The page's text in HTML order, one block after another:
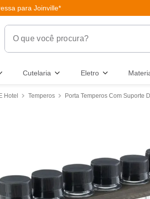
para Joinville*
O que você procura?
Cutelaria Eletro
Hotel Temperos Porta Temperos Com Suporte
banheiro
luminária